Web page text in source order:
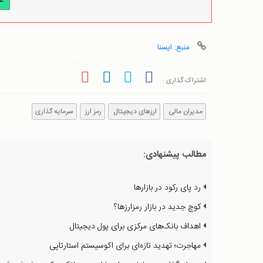
منبع: ایسنا
اشتراک گذاری :
مدیران مالی ارزهای دیجیتال رمز ارز سرمایه گذاری
مطالب پیشنهادی:
رد پای رکود در بازارها
کوچ جدید در بازار رمزارزها؟
اهداف بانک‌های مرکزی برای پول دیجیتال
مهاجرت؛ تهدید تازه‌ای برای اکوسیستم استارتاپی